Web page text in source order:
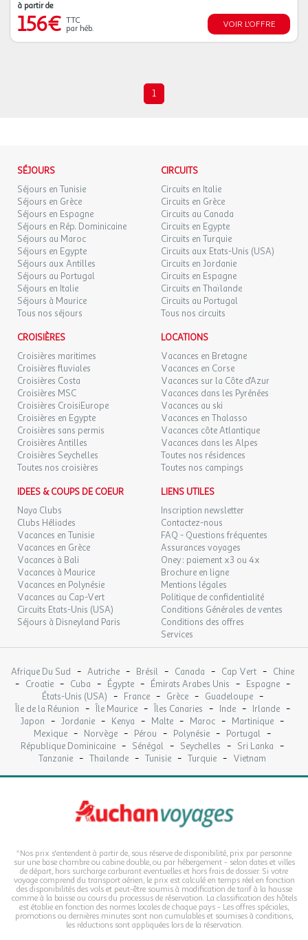
à partir de
156€ TTC
par héb.
VOIR L'OFFRE
1
SÉJOURS
Séjours en Tunisie
Séjours en Grèce
Séjours en Espagne
Séjours en Rép. Dominicaine
Séjours au Maroc
Séjours en Egypte
Séjours aux Antilles
Séjours au Portugal
Séjours en Italie
Séjours à Maurice
Tous nos séjours
CIRCUITS
Circuits en Italie
Circuits en Grèce
Circuits au Canada
Circuits en Egypte
Circuits en Turquie
Circuits aux Etats-Unis (USA)
Circuits en Jordanie
Circuits en Espagne
Circuits en Thaïlande
Circuits au Portugal
Tous nos circuits
CROISIÈRES
Croisières maritimes
Croisières fluviales
Croisières Costa
Croisières MSC
Croisières CroisiEurope
Croisières en Egypte
Croisières sans permis
Croisières Antilles
Croisières Seychelles
Toutes nos croisières
LOCATIONS
Vacances en Bretagne
Vacances en Corse
Vacances sur la Côte d'Azur
Vacances dans les Pyrénées
Vacances au ski
Vacances en Thalasso
Vacances côte Atlantique
Vacances dans les Alpes
Toutes nos résidences
Toutes nos campings
IDEES & COUPS DE COEUR
Naya Clubs
Clubs Héliades
Vacances en Tunisie
Vacances en Grèce
Vacances à Bali
Vacances à Maurice
Vacances en Polynésie
Vacances au Cap-Vert
Circuits Etats-Unis (USA)
Séjours à Disneyland Paris
LIENS UTILES
Inscription newsletter
Contactez-nous
FAQ - Questions fréquentes
Assurances voyages
Oney : paiement x3 ou 4x
Brochure en ligne
Mentions légales
Politique de confidentialité
Conditions Générales de ventes
Conditions des offres
Services
Afrique Du Sud - Autriche - Brésil - Canada - Cap Vert - Chine
- Croatie - Cuba - Égypte - Émirats Arabes Unis - Espagne -
États-Unis (USA) - France - Grèce - Guadeloupe -
Île de la Réunion - Île Maurice - Îles Canaries - Inde - Irlande -
Japon - Jordanie - Kenya - Malte - Maroc - Martinique -
Mexique - Norvège - Pérou - Polynésie - Portugal -
République Dominicaine - Sénégal - Seychelles - Sri Lanka -
Tanzanie - Thaïlande - Tunisie - Turquie - Vietnam
*Nos prix s'entendent à partir de, sous réserve de disponibilité, prix par personne
sur une base chambre ou cabine double, ou par hébergement - selon dates et villes
de départ, hors surcharge carburant eventuelles et hors frais de dossier. Si votre
voyage comprend du transport aérien, le prix est calculé en temps réel en fonction
des disponibilités des vols et peut-être soumis à modification de tarif à la hausse
comme à la baisse au cours du processus de réservation. La classification des hôtels
est établie en fonction des normes locales de chaque pays - Les offres spéciales,
promotions ou dernières minutes sont non cumulables et soumises à conditions,
les réductions sont appliquées lors de la réservation.